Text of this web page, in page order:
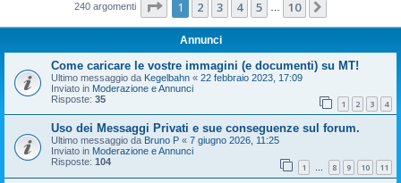
240 argomenti Pagina di 10
1 2 3 4 5 10
Annunci
Come caricare le vostre immagini (e documenti) su MT!
Ultimo messaggio da Kegelbahn « 22 febbraio 2023, 17:09
Inviato in Moderazione e Annunci
Risposte: 35 1 2 3 4
Uso dei Messaggi Privati e sue conseguenze sul forum.
Ultimo messaggio da Bruno P « 7 giugno 2026, 11:25
Inviato in Moderazione e Annunci
Risposte: 104 1 … 8 9 10 11